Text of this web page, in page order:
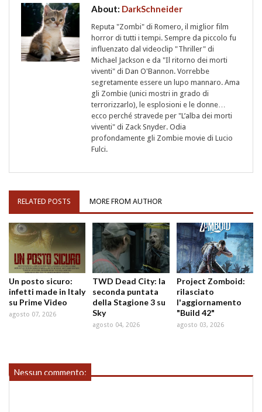
About: DarkSchneider
Reputa "Zombi" di Romero, il miglior film
horror di tutti i tempi. Sempre da piccolo fu
influenzato dal videoclip "Thriller" di
Michael Jackson e da "Il ritorno dei morti
viventi" di Dan O'Bannon. Vorrebbe
segretamente essere un lupo mannaro. Ama
gli Zombie (unici mostri in grado di
terrorizzarlo), le esplosioni e le donne…
ecco perché stravede per "L’alba dei morti
viventi" di Zack Snyder. Odia
profondamente gli Zombie movie di Lucio
Fulci.
RELATED POSTS MORE FROM AUTHOR
Un posto sicuro:
infetti made in Italy
su Prime Video
agosto 07, 2026
TWD Dead City: la
seconda puntata
della Stagione 3 su
Sky
agosto 04, 2026
Project Zomboid:
rilasciato
l'aggiornamento
"Build 42"
agosto 03, 2026
Nessun commento: